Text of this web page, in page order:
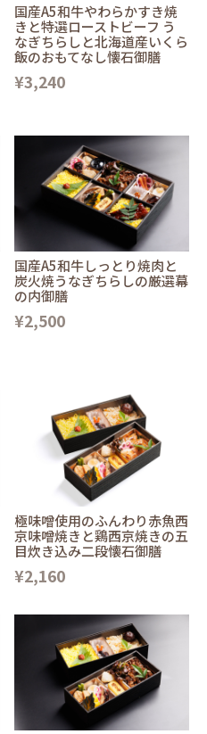
国産A5和牛やわらかすき焼
きと特選ローストビーフ う
なぎちらしと北海道産いくら
飯のおもてなし懐石御膳
¥3,240
国産A5和牛しっとり焼肉と
炭火焼うなぎちらしの厳選幕
の内御膳
¥2,500
極味噌使用のふんわり赤魚西
京味噌焼きと鶏西京焼きの五
目炊き込み二段懐石御膳
¥2,160